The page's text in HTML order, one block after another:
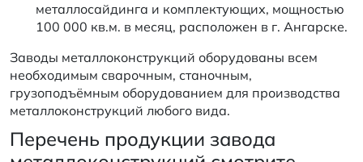
металлосайдинга и комплектующих, мощностью
100 000 кв.м. в месяц, расположен в г. Ангарске.
Заводы металлоконструкций оборудованы всем
необходимым сварочным, станочным,
грузоподъёмным оборудованием для производства
металлоконструкций любого вида.
Перечень продукции завода